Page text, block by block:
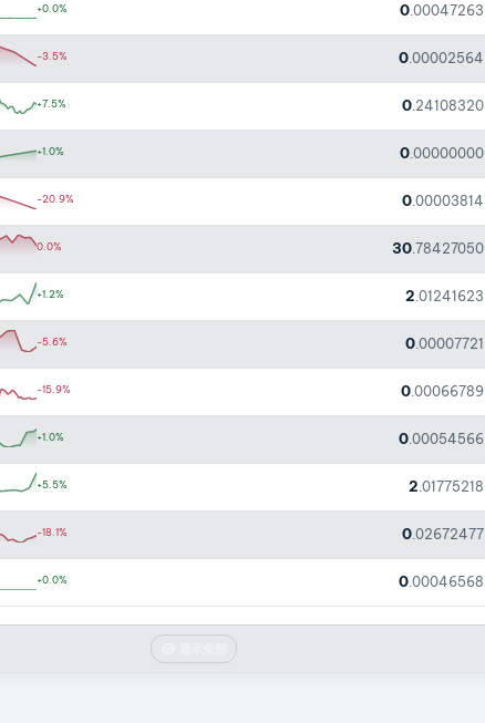
+0.0% 0.00047263
-3.5% 0.00002564
+7.5% 0.24108320
+1.0% 0.00000000
-20.9% 0.00003814
0.0% 30.78427050
+1.2% 2.01241623
-5.6% 0.00007721
-15.9% 0.00066789
+1.0% 0.00054566
+5.5% 2.01775218
-18.1% 0.02672477
+0.0% 0.00046568